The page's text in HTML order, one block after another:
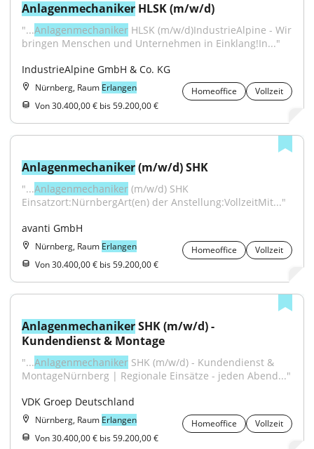
Anlagenmechaniker HLSK (m/w/d)
"...Anlagenmechaniker HLSK (m/w/d)IndustrieAlpine - Wir
bringen Menschen und Unternehmen in Einklang!In..."
IndustrieAlpine GmbH & Co. KG
Nürnberg, Raum Erlangen Homeoffice
Vollzeit
Von 30.400,00 € bis 59.200,00 €
Anlagenmechaniker (m/w/d) SHK
"...Anlagenmechaniker (m/w/d) SHK
Einsatzort:NürnbergArt(en) der Anstellung:VollzeitMit..."
avanti GmbH
Nürnberg, Raum Erlangen Homeoffice
Vollzeit
Von 30.400,00 € bis 59.200,00 €
Anlagenmechaniker SHK (m/w/d) -
Kundendienst & Montage
"...Anlagenmechaniker SHK (m/w/d) - Kundendienst &
MontageNürnberg | Regionale Einsätze - jeden Abend..."
VDK Groep Deutschland
Nürnberg, Raum Erlangen Homeoffice
Vollzeit
Von 30.400,00 € bis 59.200,00 €